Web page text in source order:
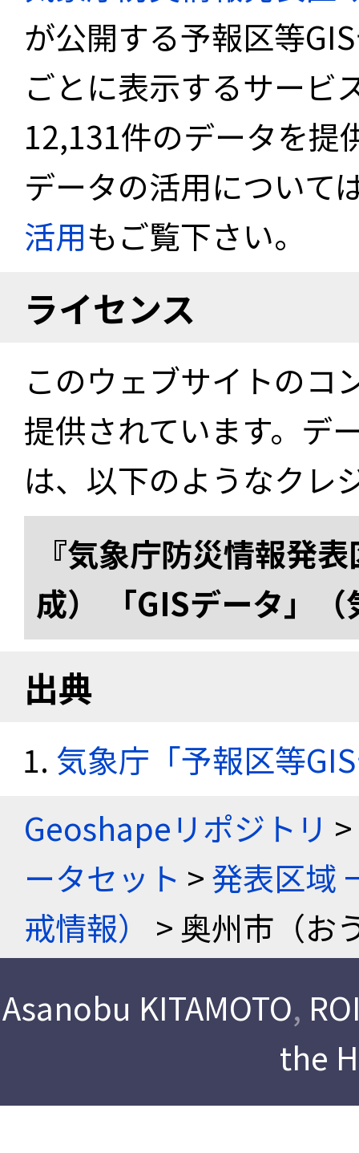
が公開する予報区等
ごとに表示するサービ
12,131件のデータを提
データの活用について
活用もご覧下さい。
ライセンス
このウェブサイトのコ
提供されています。デ
は、以下のようなクレ
『気象庁防災情報発
成） 「GISデータ」
出典
気象庁「予報区等
Geoshapeリポジトリ >
ータセット >発表区域
戒情報）
> 奥州市（お
Asanobu KITAMOTO,
the